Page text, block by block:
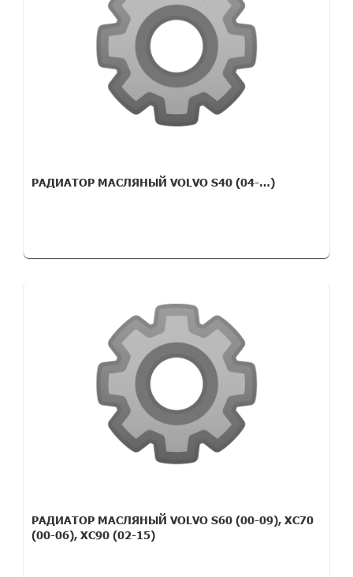
РАДИАТОР МАСЛЯНЫЙ VOLVO S40 (04-…)
РАДИАТОР МАСЛЯНЫЙ VOLVO S60 (00-09), XC70
(00-06), XC90 (02-15)